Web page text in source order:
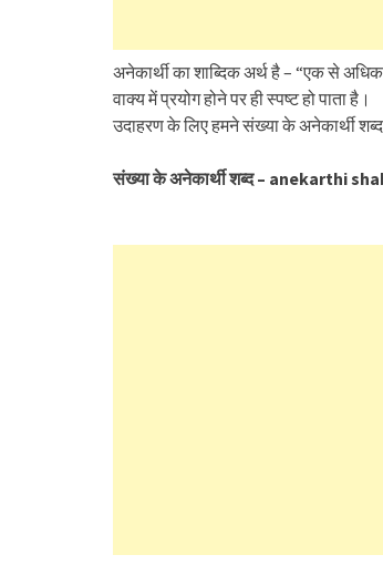
अनेकार्थी का शाब्दिक अर्थ है – “एक से
वाक्य में प्रयोग होने पर ही स्पष्ट हो पाता है।
उदाहरण के लिए हमने संख्या के अनेकार्थी
संख्या के अनेकार्थी शब्द – anekarthi